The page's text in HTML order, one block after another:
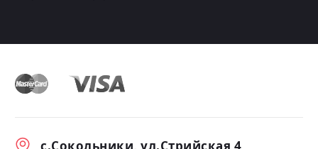
с.Сокольники, ул.Стрийская 4